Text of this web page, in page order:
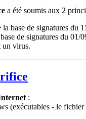
a été soumis aux 2
base de signatures du
de signatures du 01/
un virus.
:
(exécutables - le